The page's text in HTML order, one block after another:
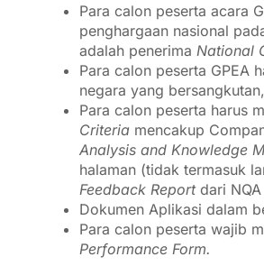
Para calon peserta acara
penghargaan nasional
adalah penerima National
Para calon peserta GPEA
negara yang
Para calon peserta harus
Criteria mencakup
Analysis and Knowledge
halaman (tidak termasuk
Feedback Reportdari
Dokumen Aplikasi dalam
Para calon peserta wajib
Performance Form.